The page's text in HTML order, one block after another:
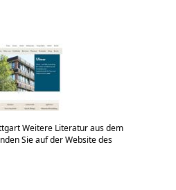
Weitere Literatur aus dem
Sie auf der Website des